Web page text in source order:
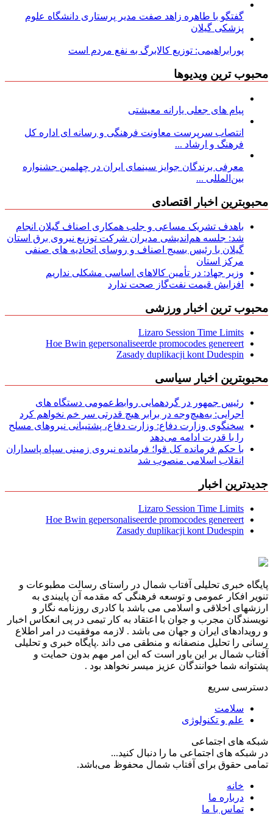
گفتگو با طاهره زاهد صفت مدیر پرستاری دانشگاه علوم
پزشکی گیلان
پورابراهیمی: توزیع کالابرگ به نفع مردم است
محبوب ترین ویدیوها
پیام های جعلی یارانه معیشتی
انتصاب سرپرست معاونت فرهنگی و رسانه ای اداره کل
فرهنگ و ارشاد ...
معرفی برندگان جوایز سینمای ایران در چهلمین جشنواره
بین‌المللی ...
محبوبترین اخبار اقتصادی
باهدف تشریک مساعی و جلب همکاری اصناف گیلان انجام
شد: جلسه هم‌اندیشی مدیران شركت توزیع نیروی برق استان
گیلان با رئیس بسیج اصناف و روسای اتحادیه های صنفی
مركز استان
وزیر جهاد: در تأمین کالاهای اساسی مشکلی نداریم
افزایش قیمت نفت‌گاز صحت ندارد
محبوب ترین اخبار ورزشی
Lizaro Session Time Limits
Hoe Bwin gepersonaliseerde promocodes genereert
Zasady duplikacji kont Dudespin
محبوبترین اخبار سیاسی
رئیس جمهور در گردهمایی روابط‌عمومی دستگاه های
اجرایی: به‌هیچ‌وجه در برابر هیچ قدرتی سر خم نخواهم کرد
سخنگوی وزارت دفاع: وزارت دفاع، پشتیبانی نیرو‌های مسلح
را با قدرت ادامه می‌دهد
با حکم فرمانده کل قوا؛ فرمانده نیروی زمینی سپاه پاسداران
انقلاب اسلامی منصوب شد
جدیدترین اخبار
Lizaro Session Time Limits
Hoe Bwin gepersonaliseerde promocodes genereert
Zasady duplikacji kont Dudespin
پایگاه خبری تحلیلی آفتاب شمال در راستای رسالت مطبوعات و
تنویر افکار عمومی و توسعه فرهنگی که مقدمه آن پایبندی به
ارزشهای اخلاقی و اسلامی می باشد با کادری روزنامه نگار و
نویسندگان مجرب و جوان با اعتقاد به کار تیمی در پی انعکاس اخبار
و رویدادهای ایران و جهان می باشد . لازمه موفقیت در امر اطلاع
رسانی را تحلیل منصفانه و منطقی می داند .پایگاه خبری و تحلیلی
آفتاب شمال بر این باور است که این امر مهم بدون حمایت و
پشتوانه شما خوانندگان عزیز میسر نخواهد بود .
دسترسی سریع
سلامت
علم و تکنولوژی
شبکه های اجتماعی
در شبکه های اجتماعی ما را دنبال کنید...
تمامی حقوق برای آفتاب شمال محفوظ می‌باشد.
خانه
درباره ما
تماس با ما